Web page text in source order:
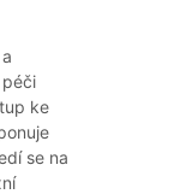
ke
se na